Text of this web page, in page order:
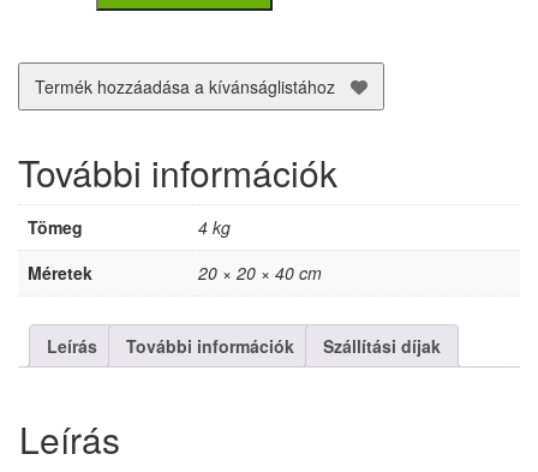
horizontalis
'Prince
of
30-
40
cm
mennyiség
Termék hozzáadása a kívánságlistához
További információk
Tömeg
4 kg
Méretek
20 × 20 × 40 cm
Leírás További információk Szállítási díjak
Leírás